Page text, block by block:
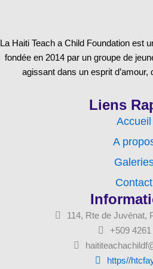
La Haiti Teach a Child Foundation est
fondée en 2014 par un groupe de
agissant dans un esprit d’amour,
Liens
Accueil
A
Contact
114, Rte de Juvénat,
+509
https//